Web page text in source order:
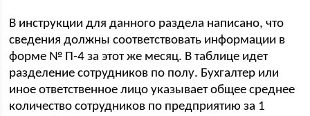
В инструкции для данного раздела написано, что
сведения должны соответствовать информации в
форме № П-4 за этот же месяц. В таблице идет
разделение сотрудников по полу. Бухгалтер или
иное ответственное лицо указывает общее среднее
количество сотрудников по предприятию за 1